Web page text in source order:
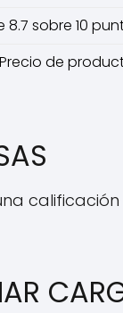
sobre 10
de